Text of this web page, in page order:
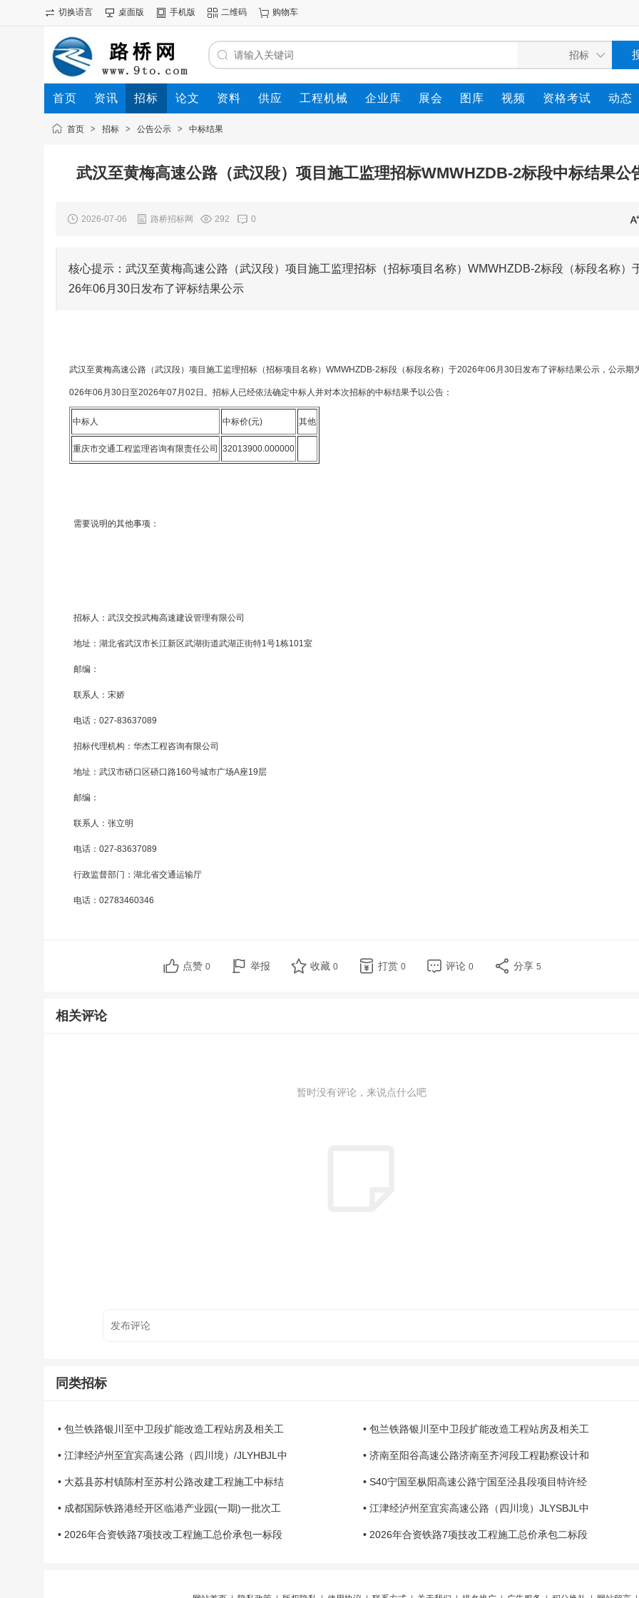
切换语言 桌面版 手机版 二维码 购物车
首页 资讯 招标 论文 资料 供应 工程机械 企业库 展会 图库 视频 资格考试 动态
首页 > 招标 > 公告公示 > 中标结果
武汉至黄梅高速公路（武汉段）项目施工监理招标WMWHZDB-2标段中标结果公
2026-07-06 路桥招标网 292 0
核心提示：武汉至黄梅高速公路（武汉段）项目施工监理招标（招标项目名称）WMWHZDB-2标段（标段名称）
26年06月30日发布了评标结果公示
武汉至黄梅高速公路（武汉段）项目施工监理招标（招标项目名称）WMWHZDB-2标段（标段名称）于2026年06月30日发布了评标结果公示，公示期
026年06月30日至2026年07月02日。招标人已经依法确定中标人并对本次招标的中标结果予以公告：
中标人 中标价(元) 其他
重庆市交通工程监理咨询有限责任公司 32013900.000000
需要说明的其他事项：
招标人：武汉交投武梅高速建设管理有限公司
地址：湖北省武汉市长江新区武湖街道武湖正街特1号1栋101室
邮编：
联系人：宋娇
电话：027-83637089
招标代理机构：华杰工程咨询有限公司
地址：武汉市硚口区硚口路160号城市广场A座19层
邮编：
联系人：张立明
电话：027-83637089
行政监督部门：湖北省交通运输厅
电话：02783460346
点赞 0 举报 收藏 0 打赏 0 评论 0 分享 5
相关评论
暂时没有评论，来说点什么吧
同类招标
• 包兰铁路银川至中卫段扩能改造工程站房及相关工 • 包兰铁路银川至中卫段扩能改造工程站房及相关工
• 江津经泸州至宜宾高速公路（四川境）/JLYHBJL中 • 济南至阳谷高速公路济南至齐河段工程勘察设计和
• 大荔县苏村镇陈村至苏村公路改建工程施工中标结 • S40宁国至枞阳高速公路宁国至泾县段项目特许经
• 成都国际铁路港经开区临港产业园(一期)一批次工 • 江津经泸州至宜宾高速公路（四川境）JLYSBJL中
• 2026年合资铁路7项技改工程施工总价承包一标段 • 2026年合资铁路7项技改工程施工总价承包二标段